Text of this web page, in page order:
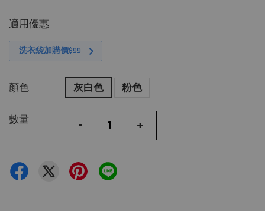
適用優惠
洗衣袋加購價$99
顏色 灰白色 粉色
數量 - +